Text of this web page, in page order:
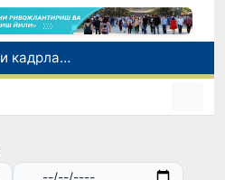
Солиқдан қочганлар ҳам, солиқни ҳисобламаган солиқчилар ҳам фош этилди
Пахтачиликдаги саккиз қонуният: Яхши нав имкониятини очилган кўсак ва фермер даромадига айлантириш йўли
Жиззахда “салоҳиятли кадрлар захираси” учун саралаш жараёнлари давом этмоқда